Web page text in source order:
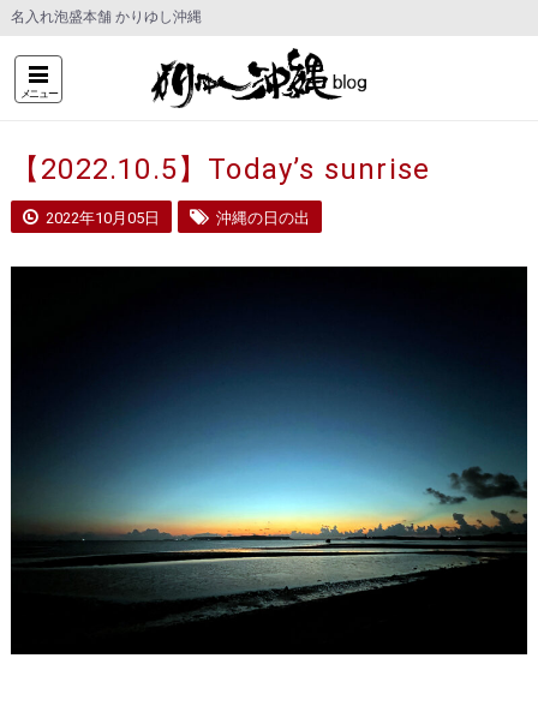
名入れ泡盛本舗 かりゆし沖縄
メニュー
【2022.10.5】Today’s sunrise
2022年10月05日 沖縄の日の出